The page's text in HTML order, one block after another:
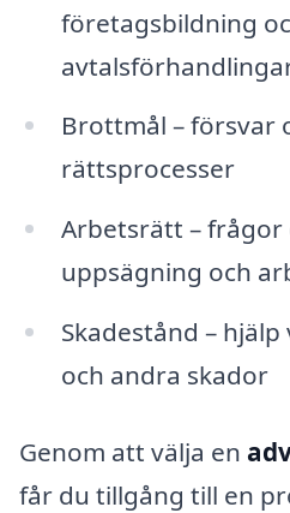
företagsbildning
Brottmål – försvar
rättsprocesser
Arbetsrätt – frågor
uppsägning och
Skadestånd –
och andra skador
Genom att välja en
får du tillgång till en